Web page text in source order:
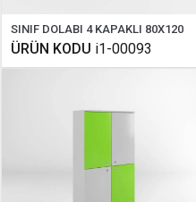
SINIF DOLABI 4 KAPAKLI 80X120
ÜRÜN KODU i1-00093